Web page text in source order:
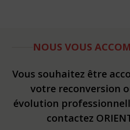
NOUS VOUS
Vous souhaitez être
votre reconversion
évolution
contactez